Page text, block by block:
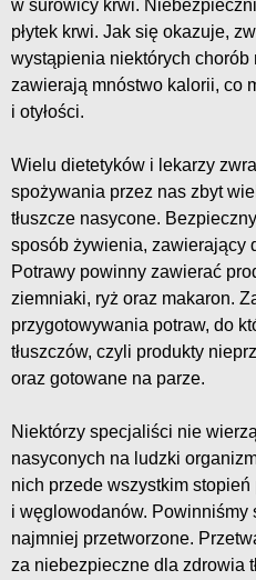
w surowicy krwi.
płytek krwi. Jak się okazuje,
wystąpienia niektórych chorób
zawierają mnóstwo kalorii, co
i otyłości.
Wielu dietetyków i lekarzy
spożywania przez nas zbyt
tłuszcze nasycone.
sposób żywienia, zawierający
Potrawy powinny zawierać
ziemniaki, ryż oraz makaron.
przygotowywania potraw, do
tłuszczów, czyli produkty
oraz gotowane na parze.
Niektórzy specjaliści nie
nasyconych na ludzki
nich przede wszystkim stopień
i węglowodanów. Powinniśmy
najmniej przetworzone.
za niebezpieczne dla zdrowia